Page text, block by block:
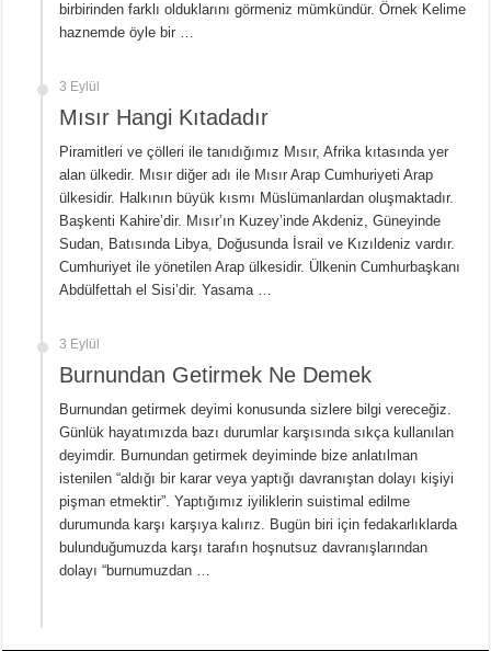
birbirinden farklı olduklarını görmeniz mümkündür. Örnek Kelime
haznemde öyle bir …
3 Eylül
Mısır Hangi Kıtadadır
Piramitleri ve çölleri ile tanıdığımız Mısır, Afrika kıtasında yer
alan ülkedir. Mısır diğer adı ile Mısır Arap Cumhuriyeti Arap
ülkesidir. Halkının büyük kısmı Müslümanlardan oluşmaktadır.
Başkenti Kahire’dir. Mısır’ın Kuzey’inde Akdeniz, Güneyinde
Sudan, Batısında Libya, Doğusunda İsrail ve Kızıldeniz vardır.
Cumhuriyet ile yönetilen Arap ülkesidir. Ülkenin Cumhurbaşkanı
Abdülfettah el Sisi’dir. Yasama …
3 Eylül
Burnundan Getirmek Ne Demek
Burnundan getirmek deyimi konusunda sizlere bilgi vereceğiz.
Günlük hayatımızda bazı durumlar karşısında sıkça kullanılan
deyimdir. Burnundan getirmek deyiminde bize anlatılman
istenilen “aldığı bir karar veya yaptığı davranıştan dolayı kişiyi
pişman etmektir”. Yaptığımız iyiliklerin suistimal edilme
durumunda karşı karşıya kalırız. Bugün biri için fedakarlıklarda
bulunduğumuzda karşı tarafın hoşnutsuz davranışlarından
dolayı “burnumuzdan …